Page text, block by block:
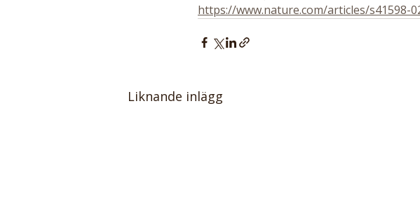
https://www.nature.com/articles/s41598-
Liknande inlägg